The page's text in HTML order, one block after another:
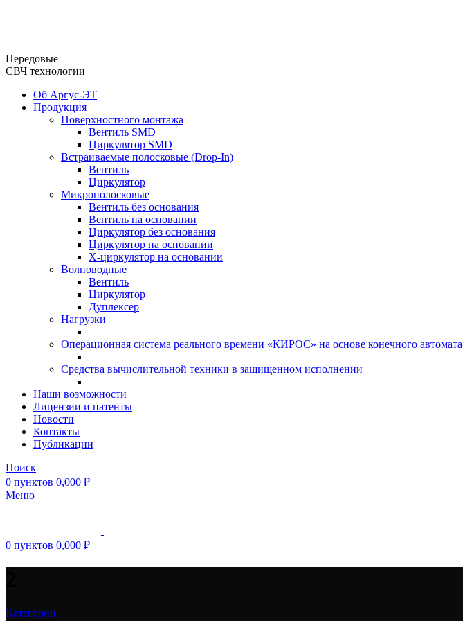
Передовые
СВЧ технологии
Об Аргус-ЭТ
Продукция
Поверхностного монтажа
Вентиль SMD
Циркулятор SMD
Встраиваемые полосковые (Drop-In)
Вентиль
Циркулятор
Микрополосковые
Вентиль без основания
Вентиль на основании
Циркулятор без основания
Циркулятор на основании
Х-циркулятор на основании
Волноводные
Вентиль
Циркулятор
Дуплексер
Нагрузки
Операционная система реального времени «КИРОС» на основе конечного автомата
Средства вычислительной техники в защищенном исполнении
Наши возможности
Лицензии и патенты
Новости
Контакты
Публикации
Поиск
0 пунктов 0,000 ₽
Меню
0 пунктов 0,000 ₽
Категории